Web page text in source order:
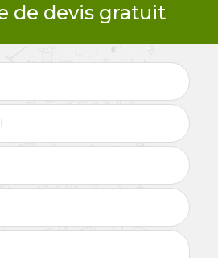
de devis gratuit